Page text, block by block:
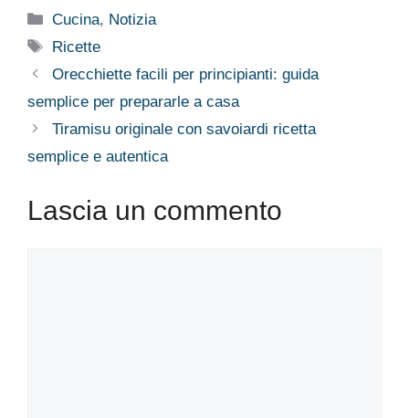
Categorie
Cucina, Notizia
Tag
Ricette
Orecchiette facili per principianti: guida
semplice per prepararle a casa
Tiramisu originale con savoiardi ricetta
semplice e autentica
Lascia un commento